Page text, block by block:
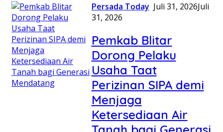
Persada Today Juli 31, 2026Juli
31, 2026
Pemkab Blitar
Dorong Pelaku
Usaha Taat
Perizinan SIPA demi
Menjaga
Ketersediaan Air